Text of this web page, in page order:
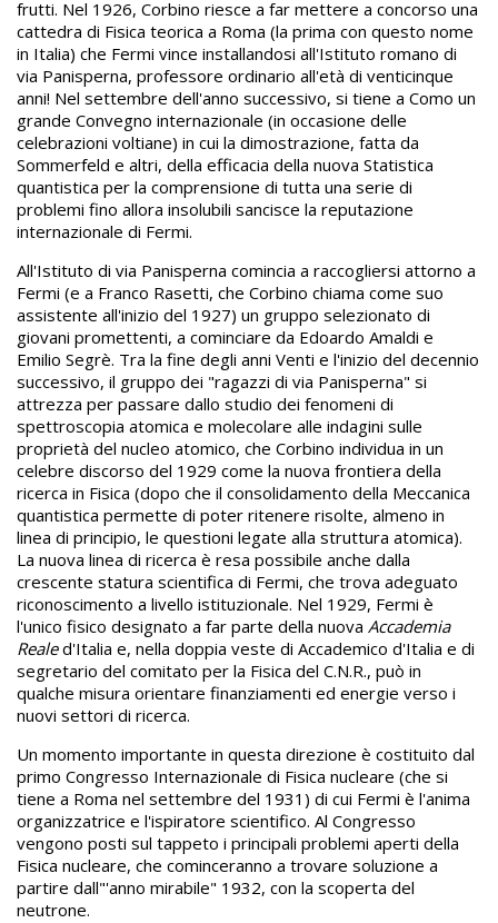
frutti. Nel 1926, Corbino riesce a far mettere a concorso una
cattedra di Fisica teorica a Roma (la prima con questo nome
in Italia) che Fermi vince installandosi all'Istituto romano di
via Panisperna, professore ordinario all'età di venticinque
anni! Nel settembre dell'anno successivo, si tiene a Como un
grande Convegno internazionale (in occasione delle
celebrazioni voltiane) in cui la dimostrazione, fatta da
Sommerfeld e altri, della efficacia della nuova Statistica
quantistica per la comprensione di tutta una serie di
problemi fino allora insolubili sancisce la reputazione
internazionale di Fermi.
All'Istituto di via Panisperna comincia a raccogliersi attorno a
Fermi (e a Franco Rasetti, che Corbino chiama come suo
assistente all'inizio del 1927) un gruppo selezionato di
giovani promettenti, a cominciare da Edoardo Amaldi e
Emilio Segrè. Tra la fine degli anni Venti e l'inizio del decennio
successivo, il gruppo dei "ragazzi di via Panisperna" si
attrezza per passare dallo studio dei fenomeni di
spettroscopia atomica e molecolare alle indagini sulle
proprietà del nucleo atomico, che Corbino individua in un
celebre discorso del 1929 come la nuova frontiera della
ricerca in Fisica (dopo che il consolidamento della Meccanica
quantistica permette di poter ritenere risolte, almeno in
linea di principio, le questioni legate alla struttura atomica).
La nuova linea di ricerca è resa possibile anche dalla
crescente statura scientifica di Fermi, che trova adeguato
riconoscimento a livello istituzionale. Nel 1929, Fermi è
l'unico fisico designato a far parte della nuova Accademia
Realed'Italia e, nella doppia veste di Accademico d'Italia e di
segretario del comitato per la Fisica del C.N.R., può in
qualche misura orientare finanziamenti ed energie verso i
nuovi settori di ricerca.
Un momento importante in questa direzione è costituito dal
primo Congresso Internazionale di Fisica nucleare (che si
tiene a Roma nel settembre del 1931) di cui Fermi è l'anima
organizzatrice e l'ispiratore scientifico. Al Congresso
vengono posti sul tappeto i principali problemi aperti della
Fisica nucleare, che cominceranno a trovare soluzione a
partire dall"'anno mirabile" 1932, con la scoperta del
neutrone.